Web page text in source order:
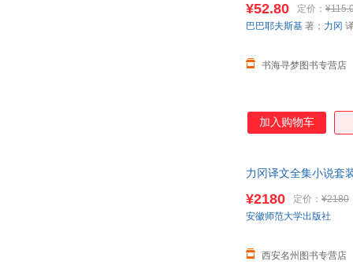
¥52.80 定价：
书海寻梦图书专营店
巴巴耶夫斯基 著； 力冈
加入购物车
力冈译文全集小说套
¥2180 定价： ¥2180
西安名州图书专营店
安徽师范大学出版社